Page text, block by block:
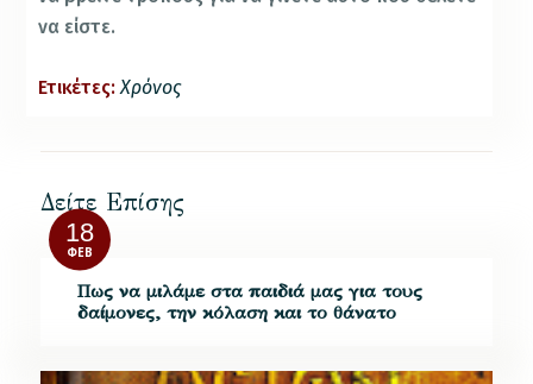
να είστε.
Ετικέτες: Χρόνος
Δείτε Επίσης
18
ΦΕΒ
Πως να μιλάμε στα παιδιά μας για τους
δαίμονες, την κόλαση και το θάνατο